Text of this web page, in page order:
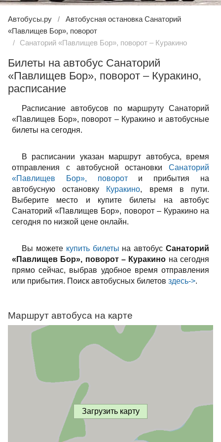
Автобусы.ру
Автобусная остановка Санаторий
«Павлищев Бор», поворот
Санаторий «Павлищев Бор», поворот – Куракино
Билеты на автобус Санаторий
«Павлищев Бор», поворот – Куракино,
расписание
Расписание автобусов по маршруту Санаторий
«Павлищев Бор», поворот – Куракино и автобусные
билеты на сегодня.
В расписании указан маршрут автобуса, время
отправления с автобусной остановки Санаторий
«Павлищев Бор», повороти прибытия на
автобусную остановку Куракино, время в пути.
Выберите место и купите билеты на автобус
Санаторий «Павлищев Бор», поворот – Куракино на
сегодня по низкой цене онлайн.
Вы можете купить билеты на автобусСанаторий
«Павлищев Бор», поворот – Куракино на сегодня
прямо сейчас, выбрав удобное время отправления
или прибытия. Поиск автобусных билетов здесь->.
Маршрут автобуса на карте
Загрузить карту